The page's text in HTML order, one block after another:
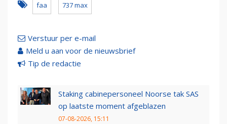
faa 737 max
Verstuur per e-mail
Meld u aan voor de nieuwsbrief
Tip de redactie
Staking cabinepersoneel Noorse tak SAS
op laatste moment afgeblazen
07-08-2026, 15:11